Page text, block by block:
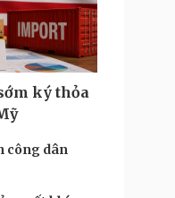
ký thỏa
công dân